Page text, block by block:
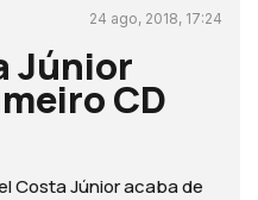
24 ago, 2018, 17:24
Júnior
CD
Costa Júnior acaba de